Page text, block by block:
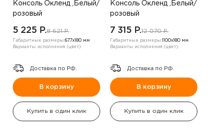
Консоль Окленд ,Белый/
розовый
5 225 P.8 621 P.
Габаритные размеры:677х180 мм
Варианты исполнения (цвет):
Доставка по РФ.
В корзину
Купить в один клик
Консоль Окленд ,Белый/
розовый
7 315 P.12 070 P.
Габаритные размеры: 1100х180 мм
Варианты исполнения (цвет):
Доставка по РФ.
В корзину
Купить в один клик